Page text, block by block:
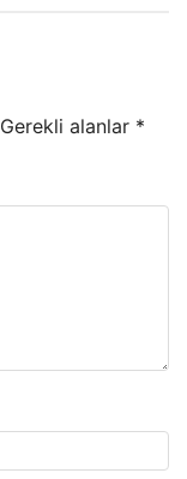
Gerekli alanlar *